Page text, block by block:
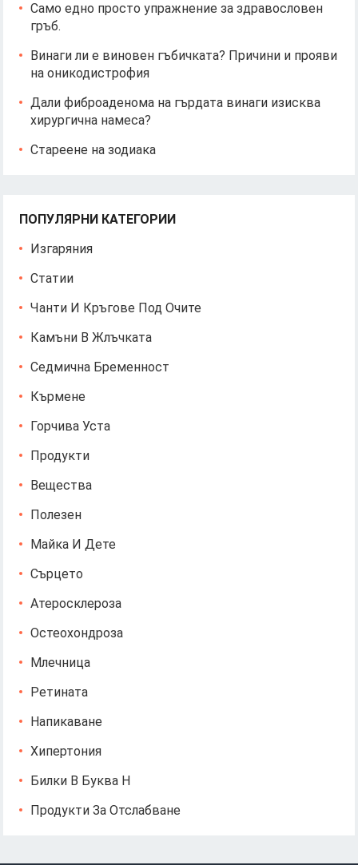
Само едно просто упражнение за здравословен
гръб.
Винаги ли е виновен гъбичката? Причини и прояви
на оникодистрофия
Дали фиброаденома на гърдата винаги изисква
хирургична намеса?
Стареене на зодиака
ПОПУЛЯРНИ КАТЕГОРИИ
Изгаряния
Статии
Чанти И Кръгове Под Очите
Камъни В Жлъчката
Седмична Бременност
Кърмене
Горчива Уста
Продукти
Вещества
Полезен
Майка И Дете
Сърцето
Атеросклероза
Остеохондроза
Млечница
Ретината
Напикаване
Хипертония
Билки В Буква Н
Продукти За Отслабване